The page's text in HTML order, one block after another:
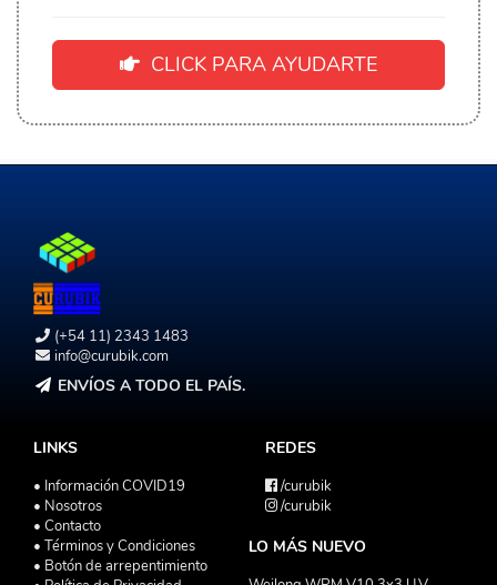
CLICK PARA AYUDARTE
(+54 11) 2343 1483
info@curubik.com
ENVÍOS A TODO EL PAÍS.
LINKS
• Información COVID19
• Nosotros
• Contacto
• Términos y Condiciones
• Botón de arrepentimiento
REDES
/curubik
/curubik
LO MÁS NUEVO